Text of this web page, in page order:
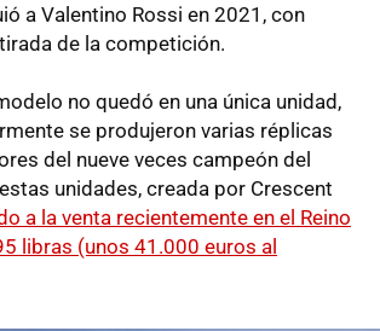
a Valentino Rossi en 2021, con
de la competición.
no quedó en una única unidad,
se produjeron varias réplicas
del nueve veces campeón del
unidades, creada por Crescent
a la venta recientemente en el Reino
libras (unos 41.000 euros al